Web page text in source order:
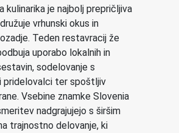
kulinarika je najbolj prepričljiva
vrhunski okus in
Teden restavracij že
uporabo lokalnih in
sodelovanje s
pridelovalci ter spoštljiv
Vsebine znamke Slovenia
nadgrajujejo s širšim
trajnostno delovanje, ki